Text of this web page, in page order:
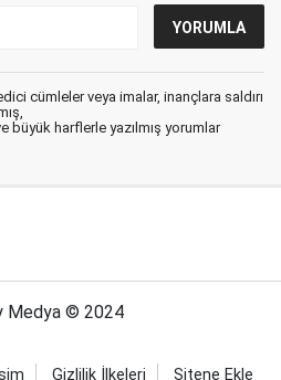
cümleler veya imalar, inançlara saldırı
büyük harflerle yazılmış yorumlar
Medya © 2024
Gizlilik İlkeleri Sitene Ekle